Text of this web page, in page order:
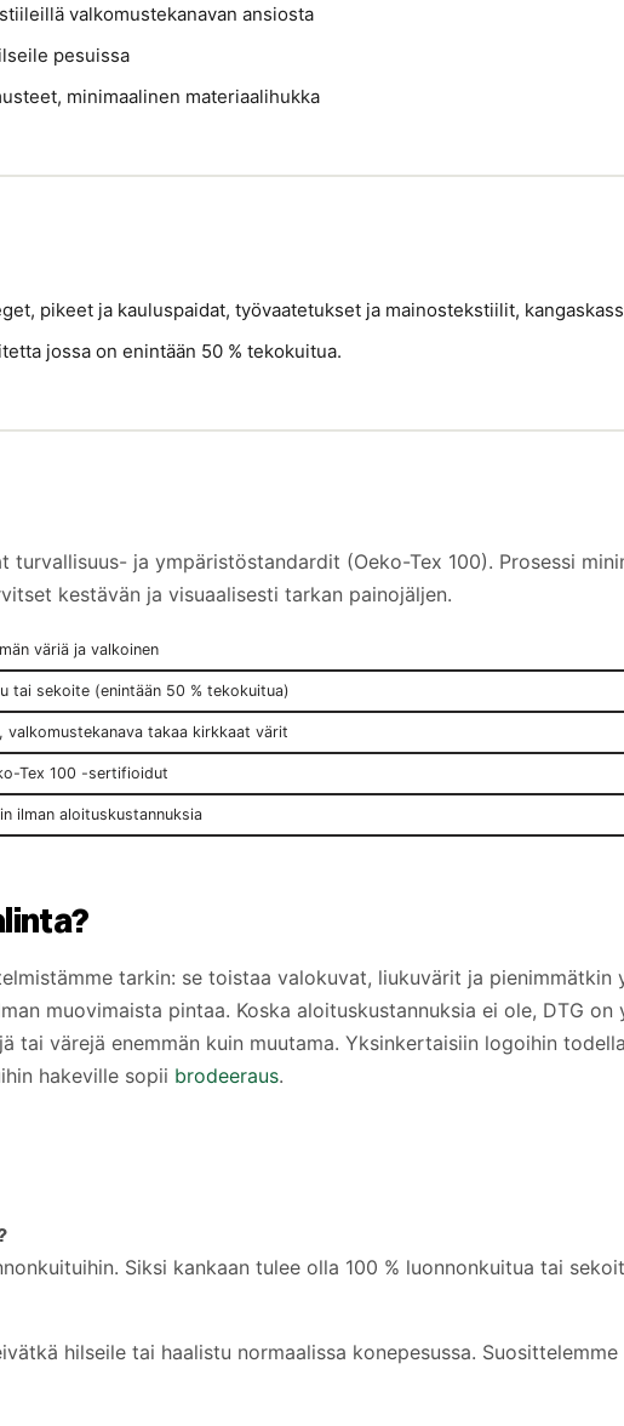
valkomustekanavan ansiosta
pesuissa
minimaalinen materiaalihukka
pikeet ja kauluspaidat, työvaatetukset ja mainostekstiilit,
jossa on enintään 50 % tekokuitua.
ja ympäristöstandardit (Oeko-Tex 100). Prosessi
kestävän ja visuaalisesti tarkan painojäljen.
väriä ja valkoinen
tai sekoite (enintään 50 % tekokuitua)
valkomustekanava takaa kirkkaat värit
Tex 100 -sertifioidut
ilman aloituskustannuksia
tarkin: se toistaa valokuvat, liukuvärit ja
muovimaista pintaa. Koska aloituskustannuksia ei ole, DTG
tai värejä enemmän kuin muutama. Yksinkertaisiin logoihin
hakeville sopii brodeeraus.
Siksi kankaan tulee olla 100 % luonnonkuitua tai
hilseile tai haalistu normaalissa konepesussa.